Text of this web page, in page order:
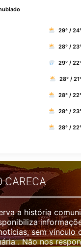
29° /
28° /
29° /
28° /
28° /
28° /
28° /
CARECA
a história
sem vínculo
. Não nos